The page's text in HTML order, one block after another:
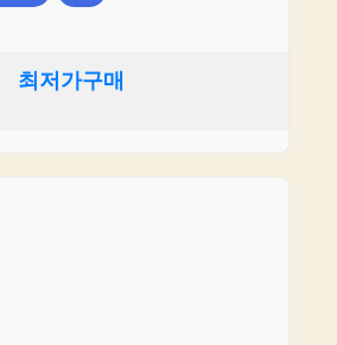
최저가구매